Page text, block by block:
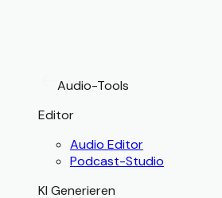
Audio-Tools
Editor
Audio Editor
Podcast-Studio
KI Generieren